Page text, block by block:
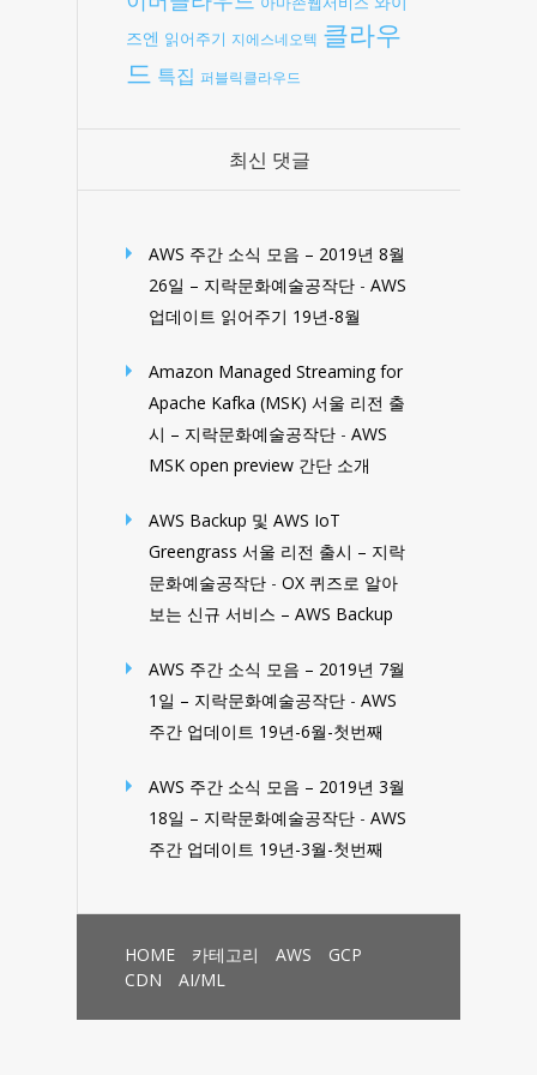
즈엔 읽어주기 지에스네오텍 클라우
드 특집 퍼블릭클라우드
최신 댓글
AWS 주간 소식 모음 – 2019년 8월
26일 – 지락문화예술공작단 - AWS
업데이트 읽어주기 19년-8월
Amazon Managed Streaming for
Apache Kafka (MSK) 서울 리전 출
시 – 지락문화예술공작단 - AWS
MSK open preview 간단 소개
AWS Backup 및 AWS IoT
Greengrass 서울 리전 출시 – 지락
문화예술공작단 - OX 퀴즈로 알아
보는 신규 서비스 – AWS Backup
AWS 주간 소식 모음 – 2019년 7월
1일 – 지락문화예술공작단 - AWS
주간 업데이트 19년-6월-첫번째
AWS 주간 소식 모음 – 2019년 3월
18일 – 지락문화예술공작단 - AWS
주간 업데이트 19년-3월-첫번째
HOME 카테고리 AWS
GCP
CDN
AI/ML